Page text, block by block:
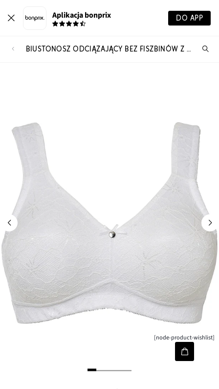
Aplikacja bonprix DO APP
BIUSTONOSZ ODCIĄŻAJĄCY BEZ FISZBINÓW Z WYŚCIEŁANYMI RAMIĄCZKAMI
[node-product-wishlist]